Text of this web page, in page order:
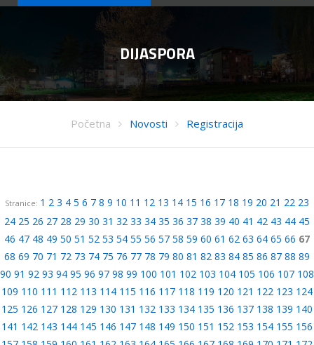
DIJASPORA
Početna Novosti Registracija
Stranice: 1 2 3 4 5 6 7 8 9 10 11 12 13 14 15 16 17 18 19 20 21 22 23
24 25 26 27 28 29 30 31 32 33 34 35 36 37 38 39 40 41 42 43 44 45
46 47 48 49 50 51 52 53 54 55 56 57 58 59 60 61 62 63 64 65 66 67
68 69 70 71 72 73 74 75 76 77 78 79 80 81 82 83 84 85 86 87 88 89
90 91 92 93 94 95 96 97 98 99 100 101 102 103 104 105 106 107 108
109 110 111 112 113 114 115 116 117 118 119 120 121 122 123 124
125 126 127 128 129 130 131 132 133 134 135 136 137 138 139 140
141 142 143 144 145 146 147 148 149 150 151 152 153 154 155 156